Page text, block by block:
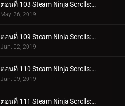
ตอนที่ 108 Steam Ninja Scrolls: โรงแรมผีสิง!
May. 26, 2019
ตอนที่ 109 Steam Ninja Scrolls: มันฝรั่งแผ่นทอดและก้อนหินยักษ์!
Jun. 02, 2019
ตอนที่ 110 Steam Ninja Scrolls: น้ำพุร้อนฟื้นคืนชีพ!
Jun. 09, 2019
ตอนที่ 111 Steam Ninja Scrolls: ราชาแห่งมิไร!